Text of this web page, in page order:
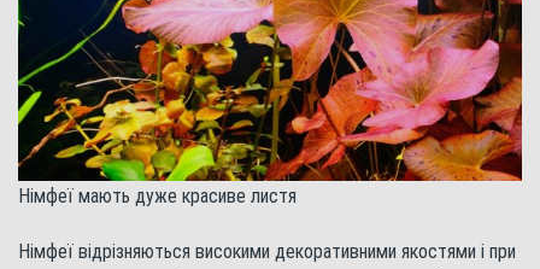
Німфеї мають дуже красиве листя
Німфеї відрізняються високими декоративними якостями і при